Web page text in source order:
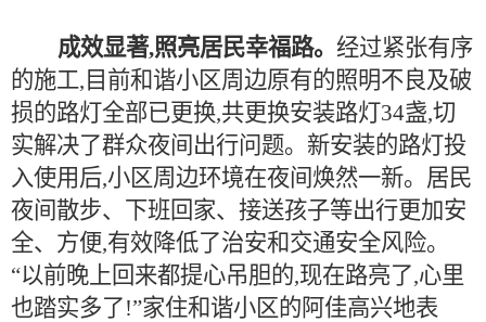
成效显著,照亮居民幸福路。 经过紧张有序
的施工,目前和谐小区周边原有的照明不良及破
损的路灯全部已更换,共更换安装路灯34盏,切
实解决了群众夜间出行问题。新安装的路灯投
入使用后,小区周边环境在夜间焕然一新。居民
夜间散步、下班回家、接送孩子等出行更加安
全、方便,有效降低了治安和交通安全风险。
“以前晚上回来都提心吊胆的,现在路亮了,心里
也踏实多了!”家住和谐小区的阿佳高兴地表